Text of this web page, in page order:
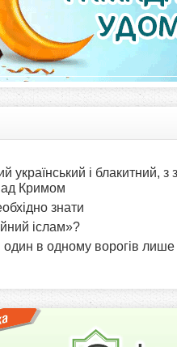
і блакитний, з
Кримом
знати
іслам»?
в одному ворогів лише